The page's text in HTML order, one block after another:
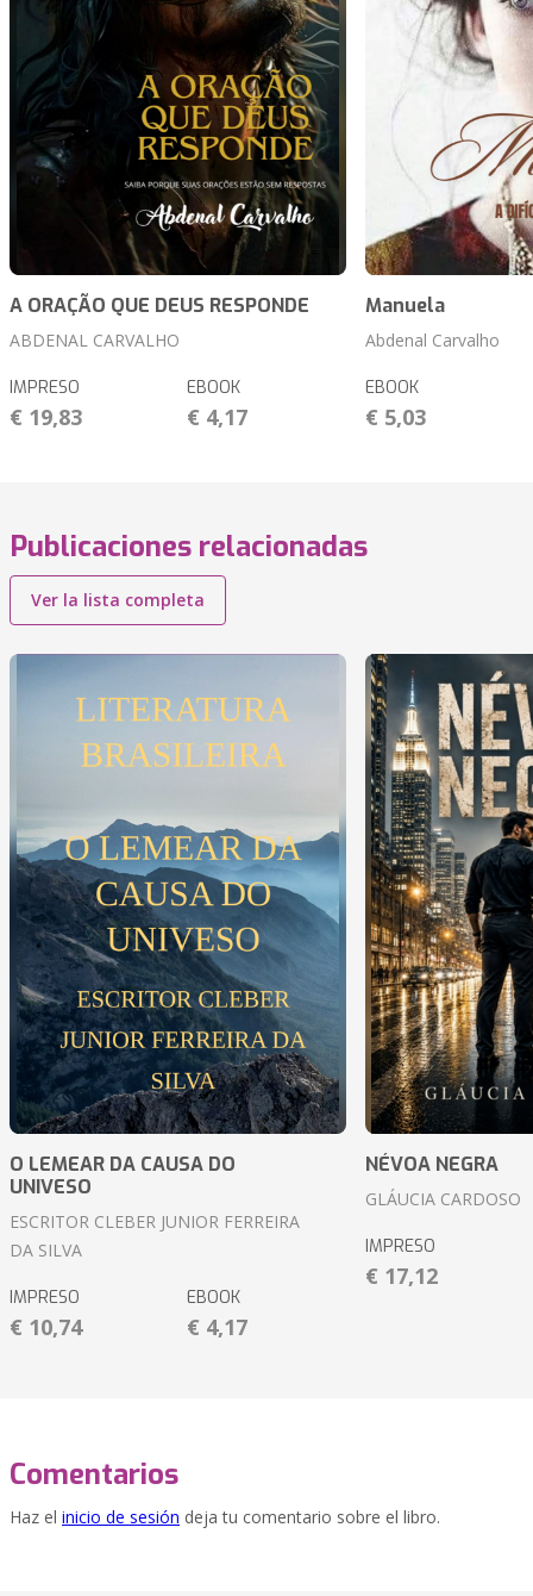
A ORAÇÃO QUE DEUS RESPONDE
ABDENAL CARVALHO
IMPRESO
€ 19,83
EBOOK
€ 4,17
Manuela
Abdenal Carvalho
EBOOK
€ 5,03
Publicaciones relacionadas
Ver la lista completa
O LEMEAR DA CAUSA DO
UNIVESO
ESCRITOR CLEBER JUNIOR FERREIRA
DA SILVA
IMPRESO
€ 10,74
EBOOK
€ 4,17
NÉVOA NEGRA
GLÁUCIA CARDOSO
IMPRESO
€ 17,12
Comentarios
Haz el inicio de sesión deja tu comentario sobre el libro.